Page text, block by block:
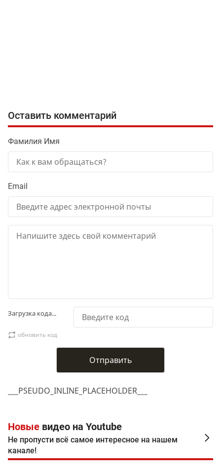
___PSEUDO_INLINE_PLACEHOLDER___
Оставить комментарий
Фамилия Имя
Email
Загрузка кода...
обновить код
Новые видео на Youtube
Не пропусти всё самое интересное на нашем
канале!